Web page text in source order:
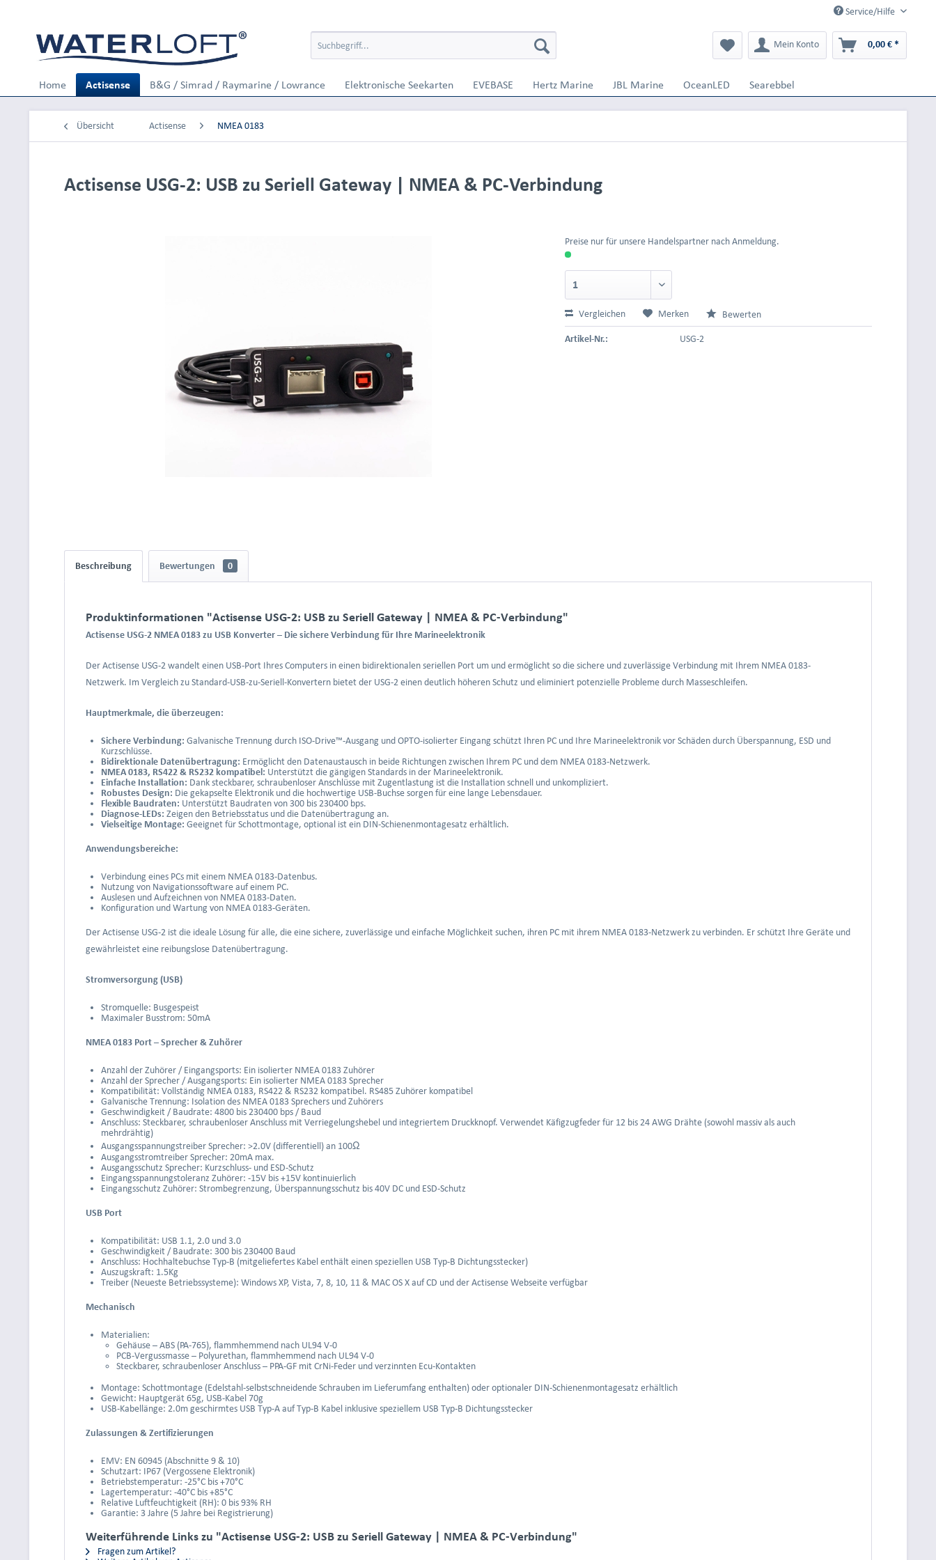
Service/Hilfe
Mein Konto 0,00 € *
Home Actisense B&G / Simrad / Raymarine / Lowrance Elektronische Seekarten EVEBASE Hertz Marine JBL Marine OceanLED Searebbel
Übersicht Actisense NMEA 0183
Actisense USG-2: USB zu Seriell Gateway | NMEA & PC-Verbindung
Preise nur für unsere Handelspartner nach Anmeldung.
Vergleichen Merken Bewerten
Artikel-Nr.: USG-2
Beschreibung Bewertungen 0
Produktinformationen "Actisense USG-2: USB zu Seriell Gateway | NMEA & PC-Verbindung"
Actisense USG-2 NMEA 0183 zu USB Konverter – Die sichere Verbindung für Ihre Marineelektronik
Der Actisense USG-2 wandelt einen USB-Port Ihres Computers in einen bidirektionalen seriellen Port um und ermöglicht so die sichere und zuverlässige Verbindung mit Ihrem NMEA 0183-
Netzwerk. Im Vergleich zu Standard-USB-zu-Seriell-Konvertern bietet der USG-2 einen deutlich höheren Schutz und eliminiert potenzielle Probleme durch Masseschleifen.
Hauptmerkmale, die überzeugen:
Sichere Verbindung: Galvanische Trennung durch ISO-Drive™-Ausgang und OPTO-isolierter Eingang schützt Ihren PC und Ihre Marineelektronik vor Schäden durch Überspannung, ESD und
Kurzschlüsse.
Bidirektionale Datenübertragung: Ermöglicht den Datenaustausch in beide Richtungen zwischen Ihrem PC und dem NMEA 0183-Netzwerk.
NMEA 0183, RS422 & RS232 kompatibel: Unterstützt die gängigen Standards in der Marineelektronik.
Einfache Installation: Dank steckbarer, schraubenloser Anschlüsse mit Zugentlastung ist die Installation schnell und unkompliziert.
Robustes Design: Die gekapselte Elektronik und die hochwertige USB-Buchse sorgen für eine lange Lebensdauer.
Flexible Baudraten: Unterstützt Baudraten von 300 bis 230400 bps.
Diagnose-LEDs: Zeigen den Betriebsstatus und die Datenübertragung an.
Vielseitige Montage: Geeignet für Schottmontage, optional ist ein DIN-Schienenmontagesatz erhältlich.
Anwendungsbereiche:
Verbindung eines PCs mit einem NMEA 0183-Datenbus.
Nutzung von Navigationssoftware auf einem PC.
Auslesen und Aufzeichnen von NMEA 0183-Daten.
Konfiguration und Wartung von NMEA 0183-Geräten.
Der Actisense USG-2 ist die ideale Lösung für alle, die eine sichere, zuverlässige und einfache Möglichkeit suchen, ihren PC mit ihrem NMEA 0183-Netzwerk zu verbinden. Er schützt Ihre Geräte und
gewährleistet eine reibungslose Datenübertragung.
Stromversorgung (USB)
Stromquelle: Busgespeist
Maximaler Busstrom: 50mA
NMEA 0183 Port – Sprecher & Zuhörer
Anzahl der Zuhörer / Eingangsports: Ein isolierter NMEA 0183 Zuhörer
Anzahl der Sprecher / Ausgangsports: Ein isolierter NMEA 0183 Sprecher
Kompatibilität: Vollständig NMEA 0183, RS422 & RS232 kompatibel. RS485 Zuhörer kompatibel
Galvanische Trennung: Isolation des NMEA 0183 Sprechers und Zuhörers
Geschwindigkeit / Baudrate: 4800 bis 230400 bps / Baud
Anschluss: Steckbarer, schraubenloser Anschluss mit Verriegelungshebel und integriertem Druckknopf. Verwendet Käfigzugfeder für 12 bis 24 AWG Drähte (sowohl massiv als auch
mehrdrähtig)
Ausgangsspannungstreiber Sprecher: >2.0V (differentiell) an 100Ω
Ausgangsstromtreiber Sprecher: 20mA max.
Ausgangsschutz Sprecher: Kurzschluss- und ESD-Schutz
Eingangsspannungstoleranz Zuhörer: -15V bis +15V kontinuierlich
Eingangsschutz Zuhörer: Strombegrenzung, Überspannungsschutz bis 40V DC und ESD-Schutz
USB Port
Kompatibilität: USB 1.1, 2.0 und 3.0
Geschwindigkeit / Baudrate: 300 bis 230400 Baud
Anschluss: Hochhaltebuchse Typ-B (mitgeliefertes Kabel enthält einen speziellen USB Typ-B Dichtungsstecker)
Auszugskraft: 1.5Kg
Treiber (Neueste Betriebssysteme): Windows XP, Vista, 7, 8, 10, 11 & MAC OS X auf CD und der Actisense Webseite verfügbar
Mechanisch
Materialien:
Gehäuse – ABS (PA-765), flammhemmend nach UL94 V-0
PCB-Vergussmasse – Polyurethan, flammhemmend nach UL94 V-0
Steckbarer, schraubenloser Anschluss – PPA-GF mit CrNi-Feder und verzinnten Ecu-Kontakten
Montage: Schottmontage (Edelstahl-selbstschneidende Schrauben im Lieferumfang enthalten) oder optionaler DIN-Schienenmontagesatz erhältlich
Gewicht: Hauptgerät 65g, USB-Kabel 70g
USB-Kabellänge: 2.0m geschirmtes USB Typ-A auf Typ-B Kabel inklusive speziellem USB Typ-B Dichtungsstecker
Zulassungen & Zertifizierungen
EMV: EN 60945 (Abschnitte 9 & 10)
Schutzart: IP67 (Vergossene Elektronik)
Betriebstemperatur: -25°C bis +70°C
Lagertemperatur: -40°C bis +85°C
Relative Luftfeuchtigkeit (RH): 0 bis 93% RH
Garantie: 3 Jahre (5 Jahre bei Registrierung)
Weiterführende Links zu "Actisense USG-2: USB zu Seriell Gateway | NMEA & PC-Verbindung"
Fragen zum Artikel?